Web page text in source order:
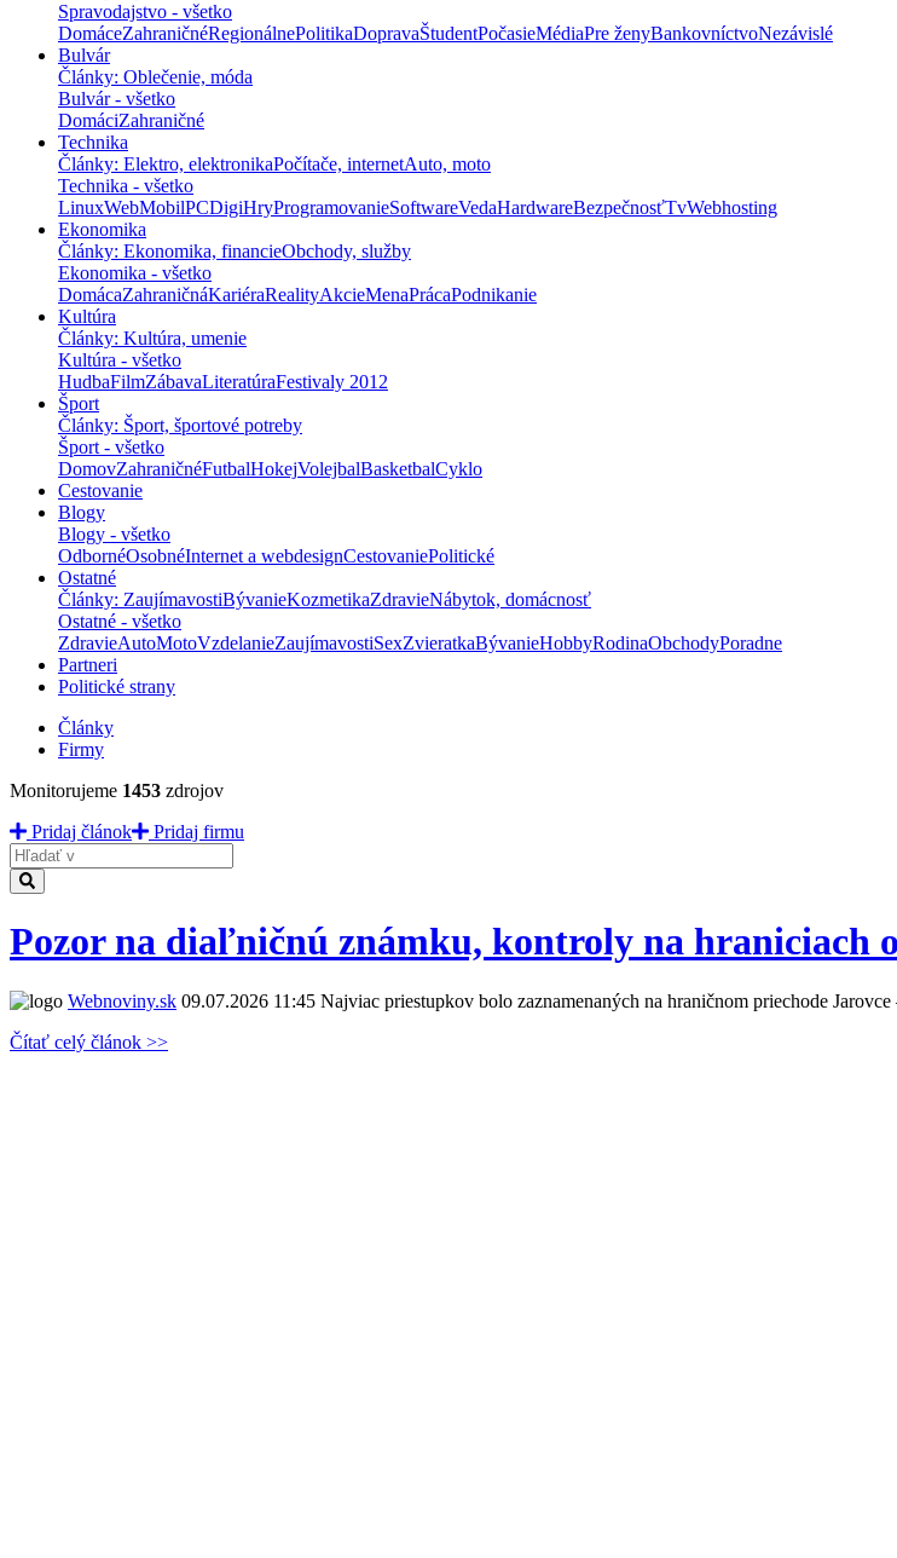
Spravodajstvo - všetko
DomáceZahraničnéRegionálnePolitikaDopravaŠtudentPočasieMédiaPre ženyBankovníctvoNezávislé
Bulvár
Články: Oblečenie, móda
Bulvár - všetko
DomáciZahraničné
Technika
Články: Elektro, elektronikaPočítače, internetAuto, moto
Technika - všetko
LinuxWebMobilPCDigiHryProgramovanieSoftwareVedaHardwareBezpečnosťTvWebhosting
Ekonomika
Články: Ekonomika, financieObchody, služby
Ekonomika - všetko
DomácaZahraničnáKariéraRealityAkcieMenaPrácaPodnikanie
Kultúra
Články: Kultúra, umenie
Kultúra - všetko
HudbaFilmZábavaLiteratúraFestivaly 2012
Šport
Články: Šport, športové potreby
Šport - všetko
DomovZahraničnéFutbalHokejVolejbalBasketbalCyklo
Cestovanie
Blogy
Blogy - všetko
OdbornéOsobnéInternet a webdesignCestovaniePolitické
Ostatné
Články: ZaujímavostiBývanieKozmetikaZdravieNábytok, domácnosť
Ostatné - všetko
ZdravieAutoMotoVzdelanieZaujímavostiSexZvieratkaBývanieHobbyRodinaObchodyPoradne
Partneri
Politické strany
Články
Firmy
Monitorujeme 1453 zdrojov
Pridaj článok
Pridaj firmu
Hladať
Pozor na diaľničnú známku, kontroly na hraniciach
Webnoviny.sk 09.07.2026 11:45 Najviac priestupkov bolo zaznamenaných na hraničnom priechode Jarovce
Čítať celý článok >>